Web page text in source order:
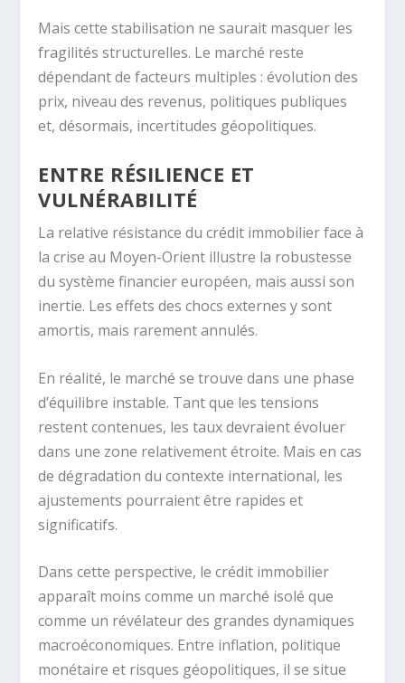
Mais cette stabilisation ne saurait masquer les
fragilités structurelles. Le marché reste
dépendant de facteurs multiples : évolution des
prix, niveau des revenus, politiques publiques
et, désormais, incertitudes géopolitiques.
ENTRE RÉSILIENCE ET
VULNÉRABILITÉ
La relative résistance du crédit immobilier face à
la crise au Moyen-Orient illustre la robustesse
du système financier européen, mais aussi son
inertie. Les effets des chocs externes y sont
amortis, mais rarement annulés.
En réalité, le marché se trouve dans une phase
d’équilibre instable. Tant que les tensions
restent contenues, les taux devraient évoluer
dans une zone relativement étroite. Mais en cas
de dégradation du contexte international, les
ajustements pourraient être rapides et
significatifs.
Dans cette perspective, le crédit immobilier
apparaît moins comme un marché isolé que
comme un révélateur des grandes dynamiques
macroéconomiques. Entre inflation, politique
monétaire et risques géopolitiques, il se situe